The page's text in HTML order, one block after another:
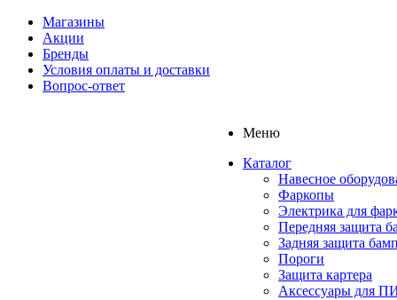
Магазины
Акции
Бренды
Условия оплаты и доставки
Вопрос-ответ
Меню
Каталог
Навесное
Фаркопы
Электрика для
Передняя защита
Задняя защита
Пороги
Защита картера
Аксессуары для